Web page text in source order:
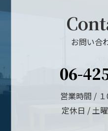
お問い合
06-
営業時間 /
定休日 / 土